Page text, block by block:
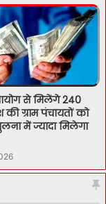
से मिलेंगे 240
की ग्राम पंचायतों को
में ज्यादा मिलेगा